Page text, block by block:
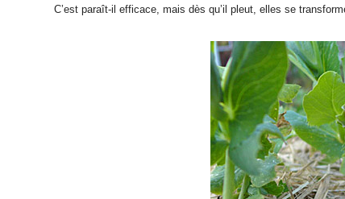
C’est paraît-il efficace, mais dès qu’il pleut, elles se